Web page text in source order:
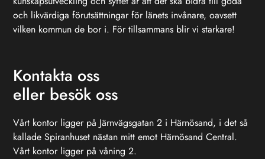
och likvärdiga förutsättningar för länets invånare, oavsett
vilken kommun de bor i. För tillsammans blir vi starkare!
Kontakta oss
eller besök oss
Vårt kontor ligger på Järnvägsgatan 2 i Härnösand, i det så
kallade Spiranhuset nästan mitt emot Härnösand Central.
Vårt kontor ligger på våning 2.